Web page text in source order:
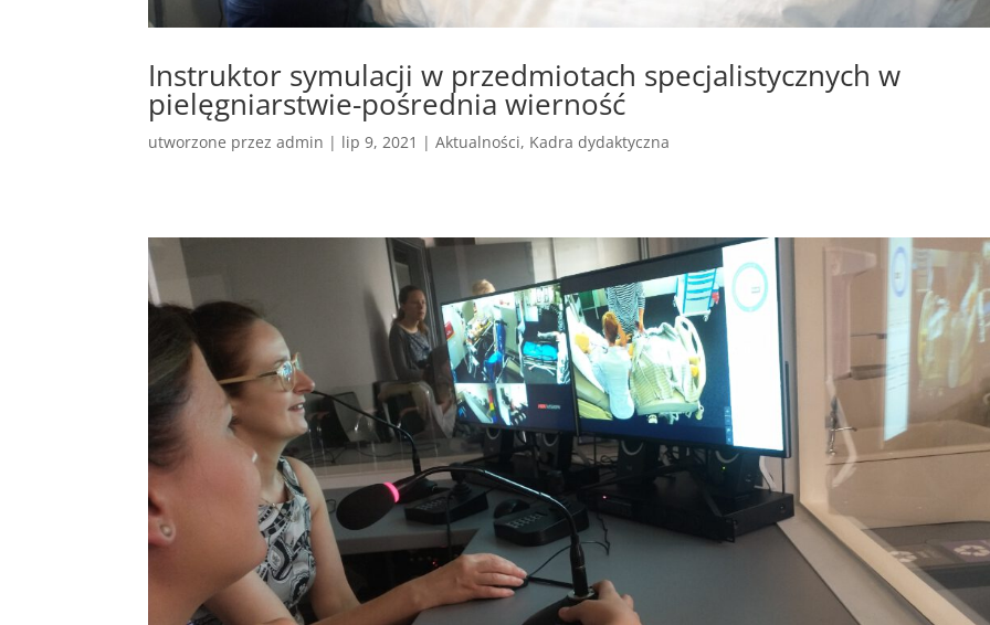
Instruktor symulacji w przedmiotach specjalistycznych w
pielęgniarstwie-pośrednia wierność
utworzone przezadmin | lip 9, 2021 |Aktualności, Kadra dydaktyczna